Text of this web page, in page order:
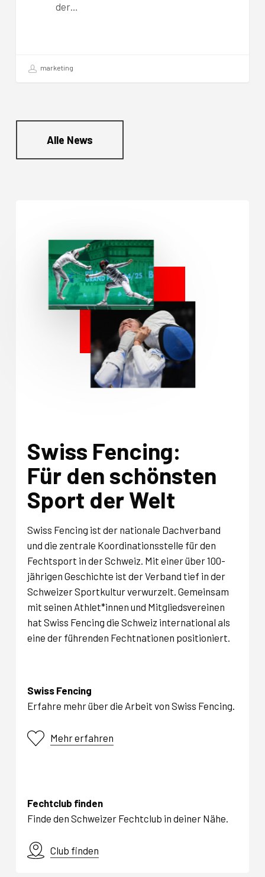
der…
marketing
Alle News
Swiss Fencing:
Für den schönsten
Sport der Welt
Swiss Fencing ist der nationale Dachverband
und die zentrale Koordinationsstelle für den
Fechtsport in der Schweiz. Mit einer über 100-
jährigen Geschichte ist der Verband tief in der
Schweizer Sportkultur verwurzelt. Gemeinsam
mit seinen Athlet*innen und Mitgliedsvereinen
hat Swiss Fencing die Schweiz international als
eine der führenden Fechtnationen positioniert.
Swiss Fencing
Erfahre mehr über die Arbeit von Swiss Fencing.
Mehr erfahren
Fechtclub finden
Finde den Schweizer Fechtclub in deiner Nähe.
Club finden